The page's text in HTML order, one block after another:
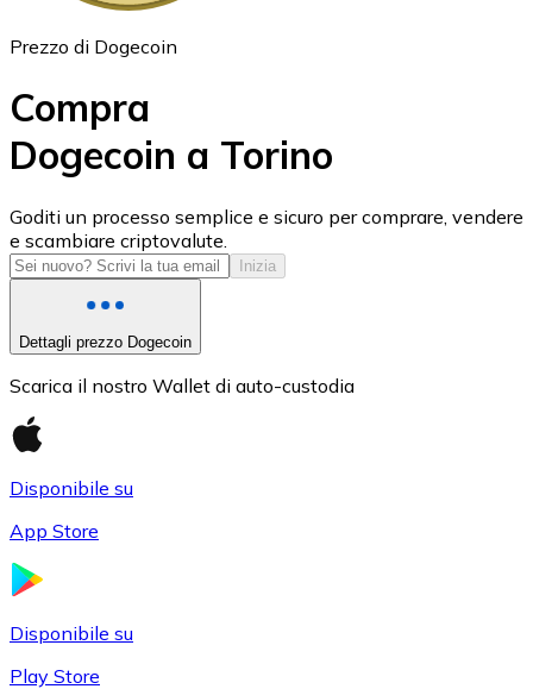
USD Coin
USDC
Prezzo di Dogecoin
Compra
Dogecoin a Torino
Goditi un processo semplice e sicuro per comprare, vendere
e scambiare criptovalute.
Inizia
Dettagli prezzo Dogecoin
Scarica il nostro Wallet di auto-custodia
Disponibile su
App Store
Disponibile su
Play Store